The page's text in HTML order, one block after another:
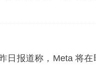
日报道称，Meta 将